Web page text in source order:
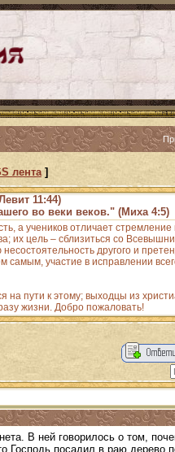
лента]
11:44)
во веки веков." (Миха 4:5)
а учеников отличает стремление
их цель – сблизиться со
другого и
самым, участие в исправлении
пути к этому; выходцы из
жизни. Добро пожаловать!
В ней говорилось о том,
посадил в раю дерево